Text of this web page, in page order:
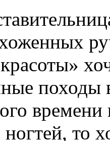
времени
то